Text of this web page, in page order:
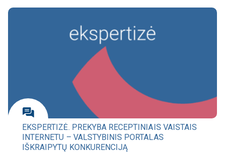
EKSPERTIZĖ. PREKYBA RECEPTINIAIS VAISTAIS
INTERNETU – VALSTYBINIS PORTALAS
IŠKRAIPYTŲ KONKURENCIJĄ